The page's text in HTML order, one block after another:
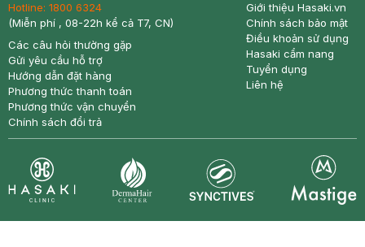
Hotline: 1800 6324
(Miễn phí , 08-22h kể cả T7, CN)
Các câu hỏi thường gặp
Gửi yêu cầu hỗ trợ
Hướng dẫn đặt hàng
Phương thức thanh toán
Phương thức vận chuyển
Chính sách đổi trả
Giới thiệu Hasaki.vn
Chính sách bảo mật
Điều khoản sử dụng
Hasaki cẩm nang
Tuyển dụng
Liên hệ